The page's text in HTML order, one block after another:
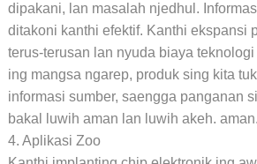
dipakani, lan masalah njedhul.
ditakoni kanthi efektif. Kanthi ekspansi
terus-terusan lan nyuda biaya
ing mangsa ngarep, produk sing kita
informasi sumber, saengga panganan
bakal luwih aman lan luwih akeh. aman.
4. Aplikasi Zoo